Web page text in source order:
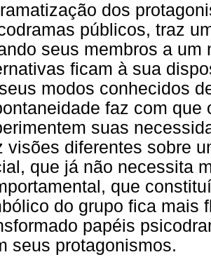
dos
públicos, traz
seus membros a
ficam à sua
modos conhecidos
faz com
suas
visões diferentes sobre
que já não necessita
que
do grupo fica mais
papéis
seus protagonismos.